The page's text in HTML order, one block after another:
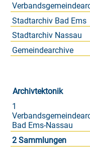
Stadtarchiv Bad Ems
Stadtarchiv Nassau
Gemeindearchive
Archivtektonik
1
Bad Ems-Nassau
2 Sammlungen